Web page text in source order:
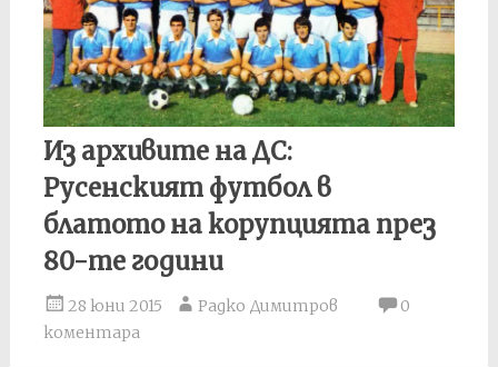
Из архивите на ДС:
Русенският футбол в
блатото на корупцията през
80-те години
28 юни 2015 Радко Димитров
0
коментара